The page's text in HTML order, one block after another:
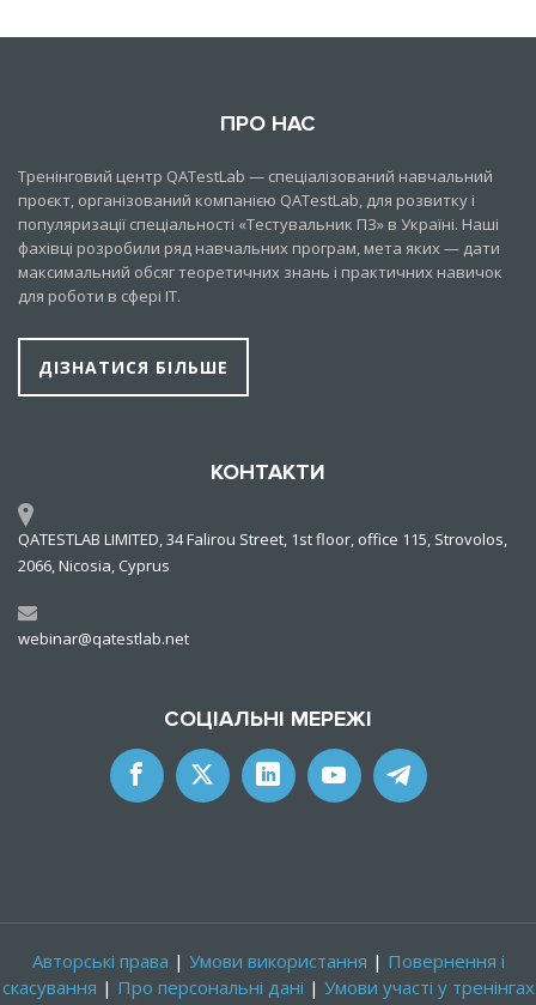
ПРО НАС
Тренінговий центр QATestLab — спеціалізований навчальний
проєкт, організований компанією QATestLab, для розвитку і
популяризації спеціальності «Тестувальник ПЗ» в Україні. Наші
фахівці розробили ряд навчальних програм, мета яких — дати
максимальний обсяг теоретичних знань і практичних навичок
для роботи в сфері IT.
ДІЗНАТИСЯ БІЛЬШЕ
КОНТАКТИ
QATESTLAB LIMITED, 34 Falirou Street, 1st floor, office 115, Strovolos,
2066, Nicosia, Cyprus
webinar@qatestlab.net
СОЦІАЛЬНІ МЕРЕЖІ
Авторські права | Умови використання | Повернення і
скасування | Про персональні дані | Умови участі у тренінгах